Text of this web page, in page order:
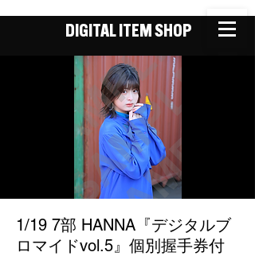
DIGITAL ITEM SHOP
1/19 7部 HANNA『デジタルブ
ロマイドvol.5』個別握手券付